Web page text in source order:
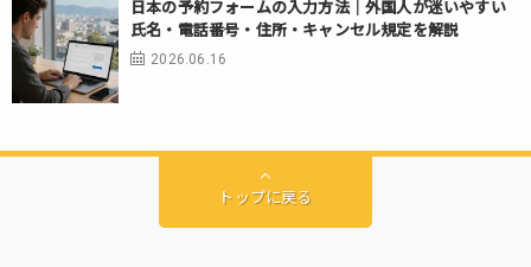
日本の予約フォームの入力方法｜外国人が迷いやすい
氏名・電話番号・住所・キャンセル規定を解説
2026.06.16
トップに戻る